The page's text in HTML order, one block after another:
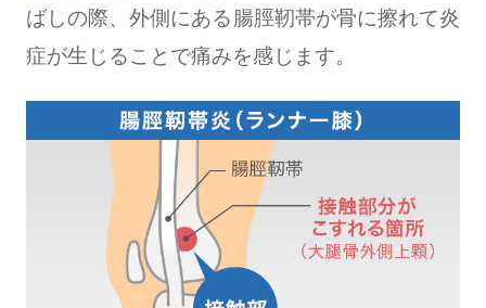
ばしの際、外側にある腸脛靭帯が骨に擦れて炎
症が生じることで痛みを感じます。